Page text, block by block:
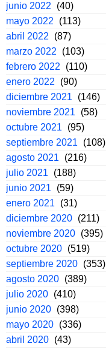
junio 2022
(40)
mayo 2022
(113)
abril 2022
(87)
marzo 2022
(103)
febrero 2022
(110)
enero 2022
(90)
diciembre 2021
(146)
noviembre 2021
(58)
octubre 2021
(95)
septiembre 2021
(108)
agosto 2021
(216)
julio 2021
(188)
junio 2021
(59)
enero 2021
(31)
diciembre 2020 (211)
noviembre 2020 (395)
octubre 2020 (519)
septiembre 2020 (353)
agosto 2020 (389)
julio 2020 (410)
junio 2020 (398)
mayo 2020 (336)
abril 2020 (43)